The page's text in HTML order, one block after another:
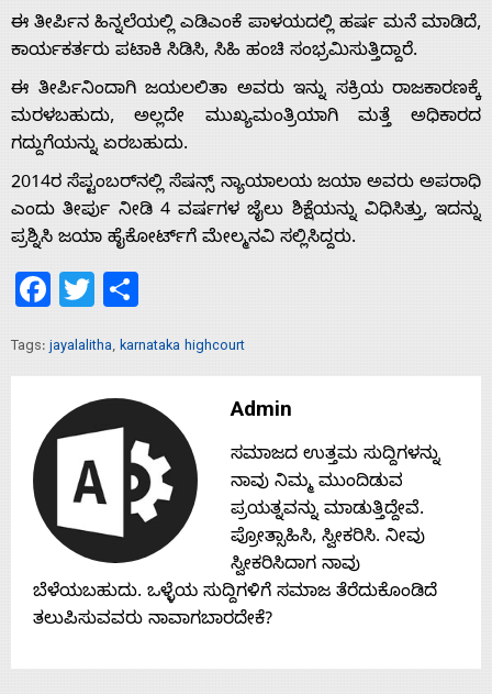
Home
About
Us
Advertise
With
ಈ ತೀರ್ಪಿನ ಹಿನ್ನಲೆಯಲ್ಲಿ ಎಡಿಎಂಕೆ ಪಾಳಯದಲ್ಲಿ ಹರ್ಷ ಮನೆ ಮಾಡಿದೆ,
ಕಾರ್ಯಕರ್ತರು ಪಟಾಕಿ ಸಿಡಿಸಿ, ಸಿಹಿ ಹಂಚಿ ಸಂಭ್ರಮಿಸುತ್ತಿದ್ದಾರೆ.
ಈ ತೀರ್ಪಿನಿಂದಾಗಿ ಜಯಲಲಿತಾ ಅವರು ಇನ್ನು ಸಕ್ರಿಯ ರಾಜಕಾರಣಕ್ಕೆ
ಮರಳಬಹುದು, ಅಲ್ಲದೇ ಮುಖ್ಯಮಂತ್ರಿಯಾಗಿ ಮತ್ತೆ ಅಧಿಕಾರದ
ಗದ್ದುಗೆಯನ್ನು ಏರಬಹುದು.
2014ರ ಸೆಪ್ಟಂಬರ್‌ನಲ್ಲಿ ಸೆಷನ್ಸ್ ನ್ಯಾಯಾಲಯ ಜಯಾ ಅವರು ಅಪರಾಧಿ
ಎಂದು ತೀರ್ಪು ನೀಡಿ 4 ವರ್ಷಗಳ ಜೈಲು ಶಿಕ್ಷೆಯನ್ನು ವಿಧಿಸಿತ್ತು, ಇದನ್ನು
ಪ್ರಶ್ನಿಸಿ ಜಯಾ ಹೈಕೋರ್ಟ್‌ಗೆ ಮೇಲ್ಮನವಿ ಸಲ್ಲಿಸಿದ್ದರು.
Facebook
Twitter
Tags:jayalalitha, karnataka highcourt
Admin
ಸಮಾಜದ ಉತ್ತಮ ಸುದ್ದಿಗಳನ್ನು
ನಾವು ನಿಮ್ಮ ಮುಂದಿಡುವ
ಪ್ರಯತ್ನವನ್ನು ಮಾಡುತ್ತಿದ್ದೇವೆ.
ಪ್ರೋತ್ಸಾಹಿಸಿ, ಸ್ವೀಕರಿಸಿ. ನೀವು
ಸ್ವೀಕರಿಸಿದಾಗ ನಾವು
ಬೆಳೆಯಬಹುದು. ಒಳ್ಳೆಯ ಸುದ್ದಿಗಳಿಗೆ ಸಮಾಜ ತೆರೆದುಕೊಂಡಿದೆ
ತಲುಪಿಸುವವರು ನಾವಾಗಬಾರದೇಕೆ?